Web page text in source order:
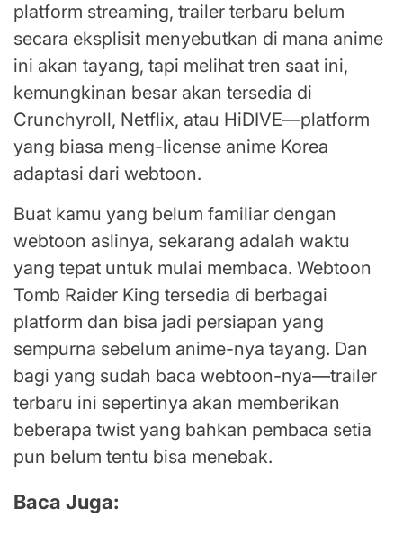
platform streaming, trailer terbaru belum
secara eksplisit menyebutkan di mana anime
ini akan tayang, tapi melihat tren saat ini,
kemungkinan besar akan tersedia di
Crunchyroll, Netflix, atau HiDIVE—platform
yang biasa meng-license anime Korea
adaptasi dari webtoon.
Buat kamu yang belum familiar dengan
webtoon aslinya, sekarang adalah waktu
yang tepat untuk mulai membaca. Webtoon
Tomb Raider King tersedia di berbagai
platform dan bisa jadi persiapan yang
sempurna sebelum anime-nya tayang. Dan
bagi yang sudah baca webtoon-nya—trailer
terbaru ini sepertinya akan memberikan
beberapa twist yang bahkan pembaca setia
pun belum tentu bisa menebak.
Baca Juga: